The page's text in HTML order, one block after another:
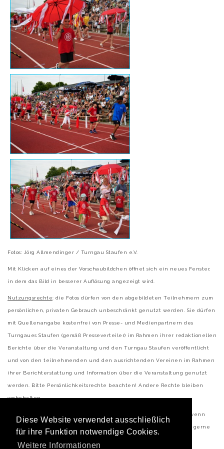
Diese Website verwendet ausschließlich
für ihre Funktion notwendige Cookies.
Weitere Informationen
Fotos: Jörg Allmendinger / Turngau Staufen e.V.
Mit Klicken auf eines der Vorschaubildchen öffnet sich ein neues Fenster,
in dem das Bild in besserer Auflösung angezeigt wird.
Nutzungsrechte: die Fotos dürfen von den abgebildeten Teilnehmern zum
persönlichen, privaten Gebrauch unbeschränkt genutzt werden. Sie dürfen
mit Quellenangabe kostenfrei von Presse- und Medienpartnern des
Turngaues Staufen (gemäß Presseverteiler) im Rahmen ihrer redaktionellen
Berichte über die Veranstaltung und den Turngau Staufen veröffentlicht
und von den teilnehmenden und den ausrichtenden Vereinen im Rahmen
ihrer Berichterstattung und Information über die Veranstaltung genutzt
werden. Bitte Persönlichkeitsrechte beachten! Andere Rechte bleiben
vorbehalten.
Wir freuen uns über eine kurze Informationn (möglichst mit Link), wenn
unsere Fotos verwendet werden und verlinken in sozialen Medien gerne